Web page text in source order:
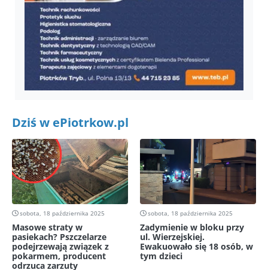
Dziś w ePiotrkow.pl
sobota, 18 października 2025
Masowe straty w
pasiekach? Pszczelarze
podejrzewają związek z
pokarmem, producent
odrzuca zarzuty
sobota, 18 października 2025
Zadymienie w bloku przy
ul. Wierzejskiej.
Ewakuowało się 18 osób, w
tym dzieci